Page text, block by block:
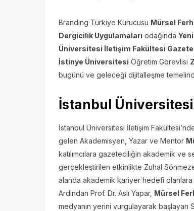
Branding Türkiye Kurucusu Mürsel
Dergicilik Uygulamaları odağında
Üniversitesi İletişim Fakültesi
İstinye Üniversitesi Öğretim Görevlisi
bugünü ve geleceği dijitalleşme
İstanbul
İstanbul Üniversitesi İletişim
gelen Akademisyen, Yazar ve Mentor
katılımcılara gazeteciliğin akademik ve
gerçekleştirilen etkinlikte Zuhal
alanda akademik kariyer hedefi
Ardından Prof. Dr. Aslı Yapar, Mürsel
medyanın yerini vurgulayarak başlayan